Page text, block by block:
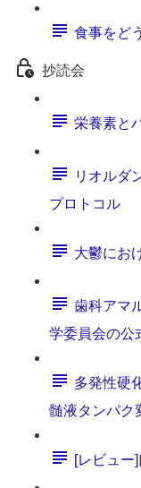
食事をど
抄読会
栄養素と
リオルダ
プロトコル
大鬱にお
歯科アマ
学委員会の公
多発性硬
髄液タンパク
[レビュー